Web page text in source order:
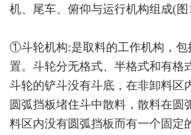
机、尾车、俯仰与运行机构组成(图
①斗轮机构:是取料的工作机构，包
置。斗轮分无格式、半格式和有格
斗轮的铲斗没有斗底，在非卸料区
圆弧挡板堵住斗中散料，散料在圆
料区内没有圆弧挡板而有一个固定